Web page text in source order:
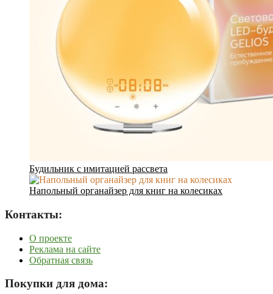
Будильник с имитацией рассвета
Напольный органайзер для книг на колесиках
Контакты:
О проекте
Реклама на сайте
Обратная связь
Покупки для дома: